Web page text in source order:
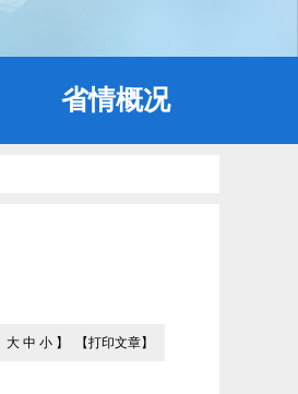
省情概况
大 中 小 】 【打印文章】